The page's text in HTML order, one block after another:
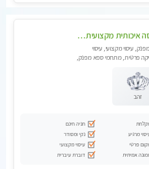
מעסה איכותית מקצועית ומפנקת בירושלים .מומלץ!!
מפנק, עיסוי מקצועי, עיסוי
פרטית, מתחמי ספא מפנק,
זהב
חניה חינם
מרגיע
נקי ומסודר
פרטי
עיסוי מקצועי
אמיתית
דוברת עיברית